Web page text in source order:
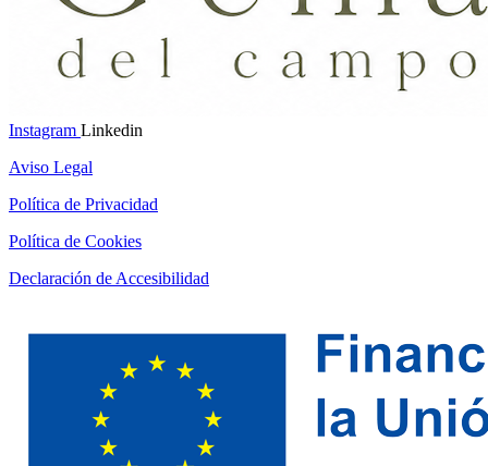
Instagram Linkedin
Aviso Legal
Política de Privacidad
Política de Cookies
Declaración de Accesibilidad